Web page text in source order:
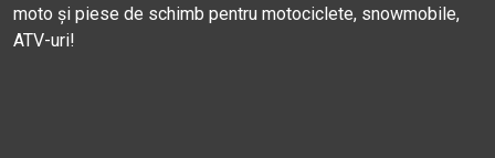
moto și piese de schimb pentru motociclete, snowmobile,
ATV-uri!